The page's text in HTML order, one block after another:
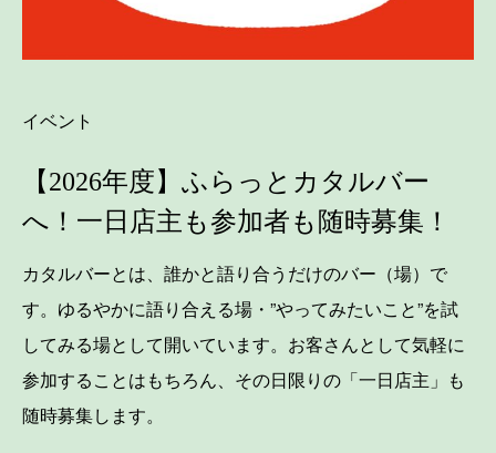
イベント
【2026年度】ふらっとカタルバー
へ！一日店主も参加者も随時募集！
カタルバーとは、誰かと語り合うだけのバー（場）で
す。ゆるやかに語り合える場・”やってみたいこと”を試
してみる場として開いています。お客さんとして気軽に
参加することはもちろん、その日限りの「一日店主」も
随時募集します。